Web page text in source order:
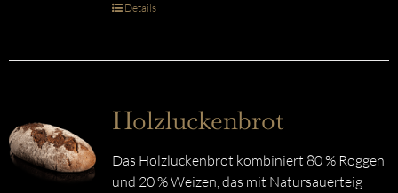
Details
Holzluckenbrot
Das Holzluckenbrot kombiniert 80 % Roggen
und 20 % Weizen, das mit Natursauerteig